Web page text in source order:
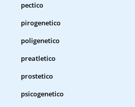
pectico
pirogenetico
poligenetico
preatletico
prostetico
psicogenetico